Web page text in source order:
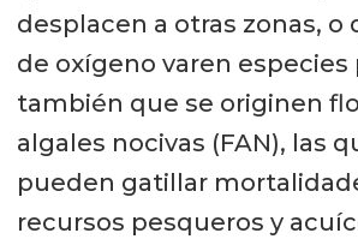
desplacen a otras zonas, o
de oxígeno varen especies
también que se originen
algales nocivas (FAN), las
pueden gatillar
recursos pesqueros y